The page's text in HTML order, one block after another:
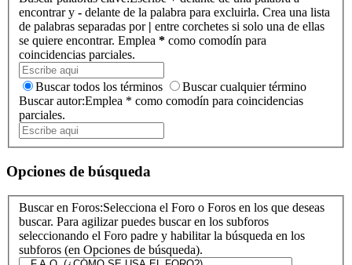
encontrar y - delante de la palabra para excluirla. Crea una lista
de palabras separadas por | entre corchetes si solo una de ellas
se quiere encontrar. Emplea * como comodín para
coincidencias parciales.
Buscar todos los términos
Buscar cualquier término
Buscar autor:Emplea * como comodín para coincidencias
parciales.
Opciones de búsqueda
Buscar en Foros:Selecciona el Foro o Foros en los que deseas
buscar. Para agilizar puedes buscar en los subforos
seleccionando el Foro padre y habilitar la búsqueda en los
subforos (en Opciones de búsqueda).